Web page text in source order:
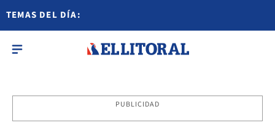
TEMAS DEL DÍA:
PUBLICIDAD